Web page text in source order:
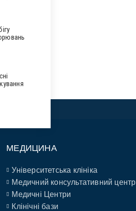
МЕДИЦИНА
Університетська клініка
Медичний консультативний центр
Медичні Центри
Клінічні бази